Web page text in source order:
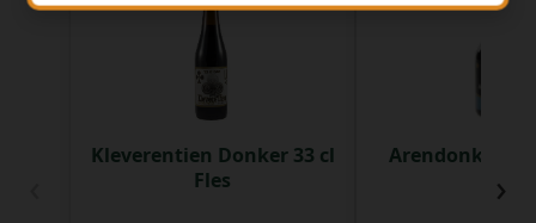
Kleverentien Donker 33 cl
Fles
Arendonker
Fles
›